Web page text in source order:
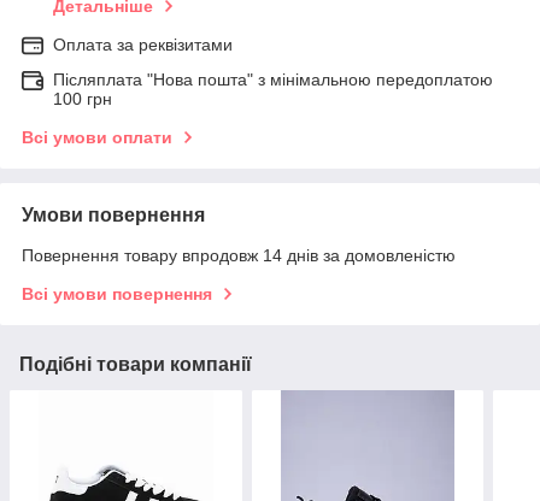
Детальніше
Оплата за реквізитами
Післяплата "Нова пошта" з мінімальною передоплатою
100 грн
Всі умови оплати
Умови повернення
Повернення товару впродовж 14 днів за домовленістю
Всі умови повернення
Подібні товари компанії